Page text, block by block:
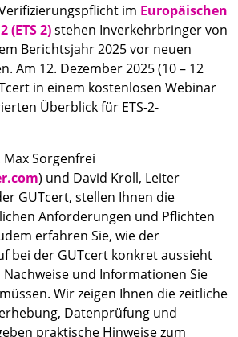
im Europäischen
(ETS 2)stehen Inverkehrbringer von
Berichtsjahr 2025 vor neuen
Am 12. Dezember 2025 (10 – 12
in einem kostenlosen Webinar
Überblick für ETS-2-
Sorgenfrei
) und David Kroll, Leiter
GUTcert, stellen Ihnen die
Anforderungen und Pflichten
erfahren Sie, wie der
bei der GUTcert konkret aussieht
und Informationen Sie
Wir zeigen Ihnen die zeitliche
Datenprüfung und
praktische Hinweise zum